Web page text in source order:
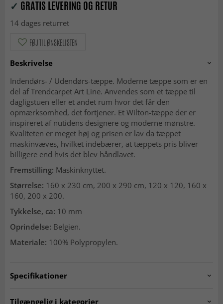
✓ GRATIS LEVERING OG RETUR
14 dages returret
FØJ TIL ØNSKELISTEN
Beskrivelse
Indendørs- / Udendørs-tæppe. Moderne tæppe som er en
del af Trendcarpet Art Line. Anvendes som et tæppe til
dagligstuen eller et andet rum hvor det får den
opmærksomhed, det fortjener. Et Wilton-tæppe der er
inspireret af nutidens designere og moderne mønstre.
Kvaliteten er meget høj og prisen er lav da tæppet
maskinvæves, hvilket indebærer, at tæppets pris bliver
billigere end hvis det blev håndlavet.
Fremstilling: Maskinknyttet.
Størrelse: 160 x 230 cm, 200 x 290 cm, 120 x 120, 160 x
160, 200 x 200.
Tykkelse, ca: 10 mm
Oprindelse: Belgien.
Materiale: 100% Polypropylen.
Specifikationer
Tilgængelig i kategorier